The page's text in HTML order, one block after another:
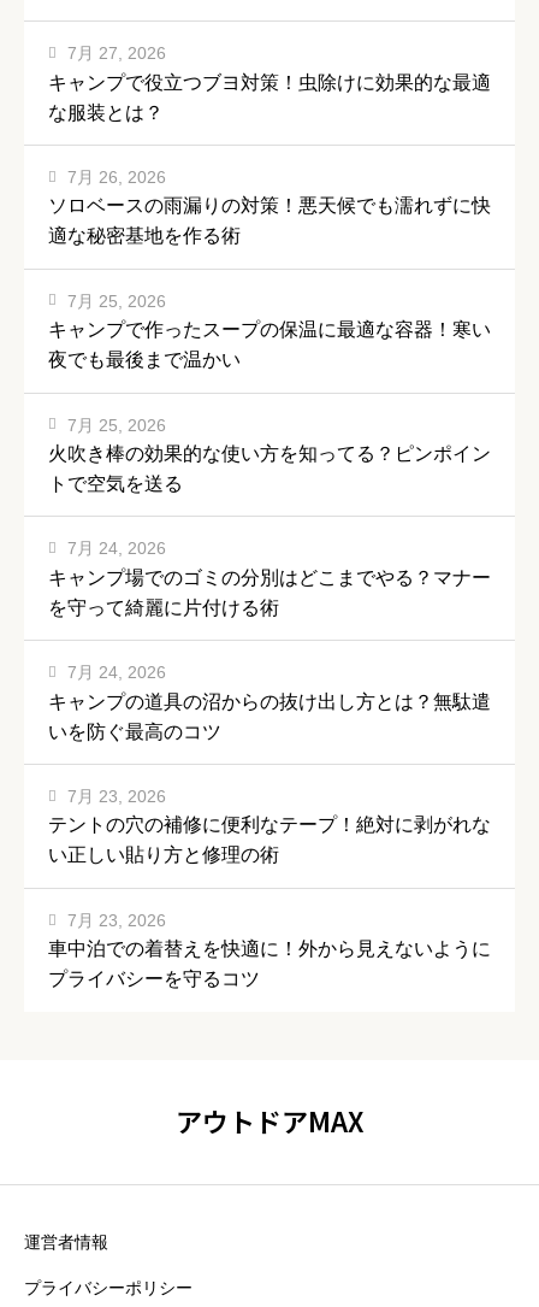
キャンプで役立つブヨ対策！虫除けに効果的な最適
な服装とは？
7月 27, 2026
ソロベースの雨漏りの対策！悪天候でも濡れずに快
適な秘密基地を作る術
7月 26, 2026
キャンプで作ったスープの保温に最適な容器！寒い
夜でも最後まで温かい
7月 25, 2026
火吹き棒の効果的な使い方を知ってる？ピンポイン
トで空気を送る
7月 25, 2026
キャンプ場でのゴミの分別はどこまでやる？マナー
を守って綺麗に片付ける術
7月 24, 2026
キャンプの道具の沼からの抜け出し方とは？無駄遣
いを防ぐ最高のコツ
7月 24, 2026
テントの穴の補修に便利なテープ！絶対に剥がれな
い正しい貼り方と修理の術
7月 23, 2026
車中泊での着替えを快適に！外から見えないように
プライバシーを守るコツ
7月 23, 2026
アウトドアMAX
運営者情報
プライバシーポリシー